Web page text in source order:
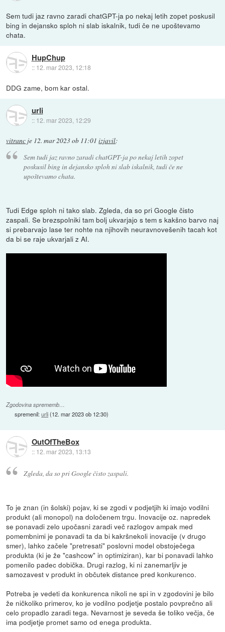
Sem tudi jaz ravno zaradi chatGPT-ja po nekaj letih zopet poskusil
bing in dejansko sploh ni slab iskalnik, tudi če ne upoštevamo
chata.
HupChup
:: 12. mar 2023, 12:18
DDG zame, bom kar ostal.
urli
:: 12. mar 2023, 12:29
vitranc je 12. mar 2023 ob 11:01 izjavil:
Sem tudi jaz ravno zaradi chatGPT-ja po nekaj letih zopet
poskusil bing in dejansko sploh ni slab iskalnik, tudi če ne
upoštevamo chata.
Tudi Edge sploh ni tako slab. Zgleda, da so pri Google čisto
zaspali. Se brezspolniki tam bolj ukvarjajo s tem s kakšno barvo naj
si prebarvajo lase ter nohte na njihovih neuravnovešenih tacah kot
da bi se raje ukvarjali z AI.
Zgodovina sprememb…
spremenil:urli(12. mar 2023 ob 12:30)
OutOfTheBox
:: 12. mar 2023, 13:13
Zgleda, da so pri Google čisto zaspali.
To je znan (in šolski) pojav, ki se zgodi v podjetjih ki imajo vodilni
produkt (ali monopol) na določenem trgu. Inovacije oz. napredek
se ponavadi zelo upočasni zaradi več razlogov ampak med
pomembnimi je ponavadi ta da bi kakršnekoli inovacije (v drugo
smer), lahko začele "pretresati" poslovni model obstoječega
produkta (ki je že "cashcow" in optimiziran), kar bi ponavadi lahko
pomenilo padec dobička. Drugi razlog, ki ni zanemarljiv je
samozavest v produkt in občutek distance pred konkurenco.
Potreba je vedeti da konkurenca nikoli ne spi in v zgodovini je bilo
že ničkoliko primerov, ko je vodilno podjetje postalo povprečno ali
celo propadlo zaradi tega. Nevarnost je seveda še toliko večja, če
ima podjetje promet samo od enega produkta.